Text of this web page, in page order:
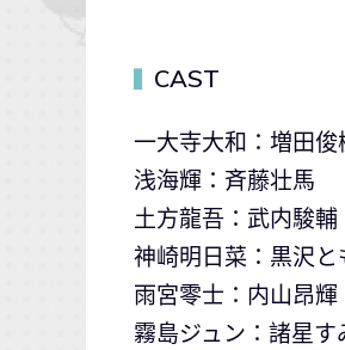
CAST
一大寺大和：増田俊
浅海輝：斉藤壮馬
土方龍吾：武内駿輔
神崎明日菜：黒沢と
雨宮零士：内山昂輝
霧島ジュン：諸星す